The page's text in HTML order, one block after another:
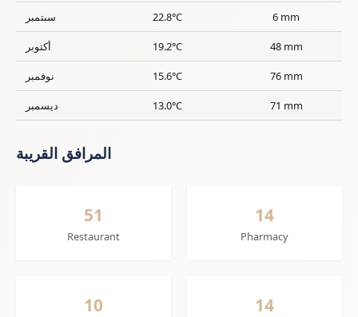
سبتمبر 22.8°C 6 mm
أكتوبر 19.2°C 48 mm
نوفمبر 15.6°C 76 mm
ديسمبر 13.0°C 71 mm
المرافق القريبة
51
Restaurant
14
Pharmacy
10 14